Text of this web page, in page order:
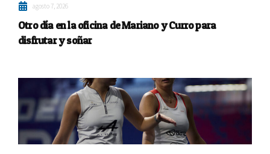
agosto 7, 2026
Otro día en la oficina de Mariano y Curro para
disfrutar y soñar